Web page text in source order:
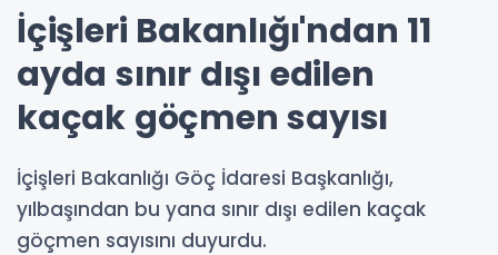
İçişleri Bakanlığı'ndan 11
ayda sınır dışı edilen
kaçak göçmen sayısı
İçişleri Bakanlığı Göç İdaresi Başkanlığı,
yılbaşından bu yana sınır dışı edilen kaçak
göçmen sayısını duyurdu.